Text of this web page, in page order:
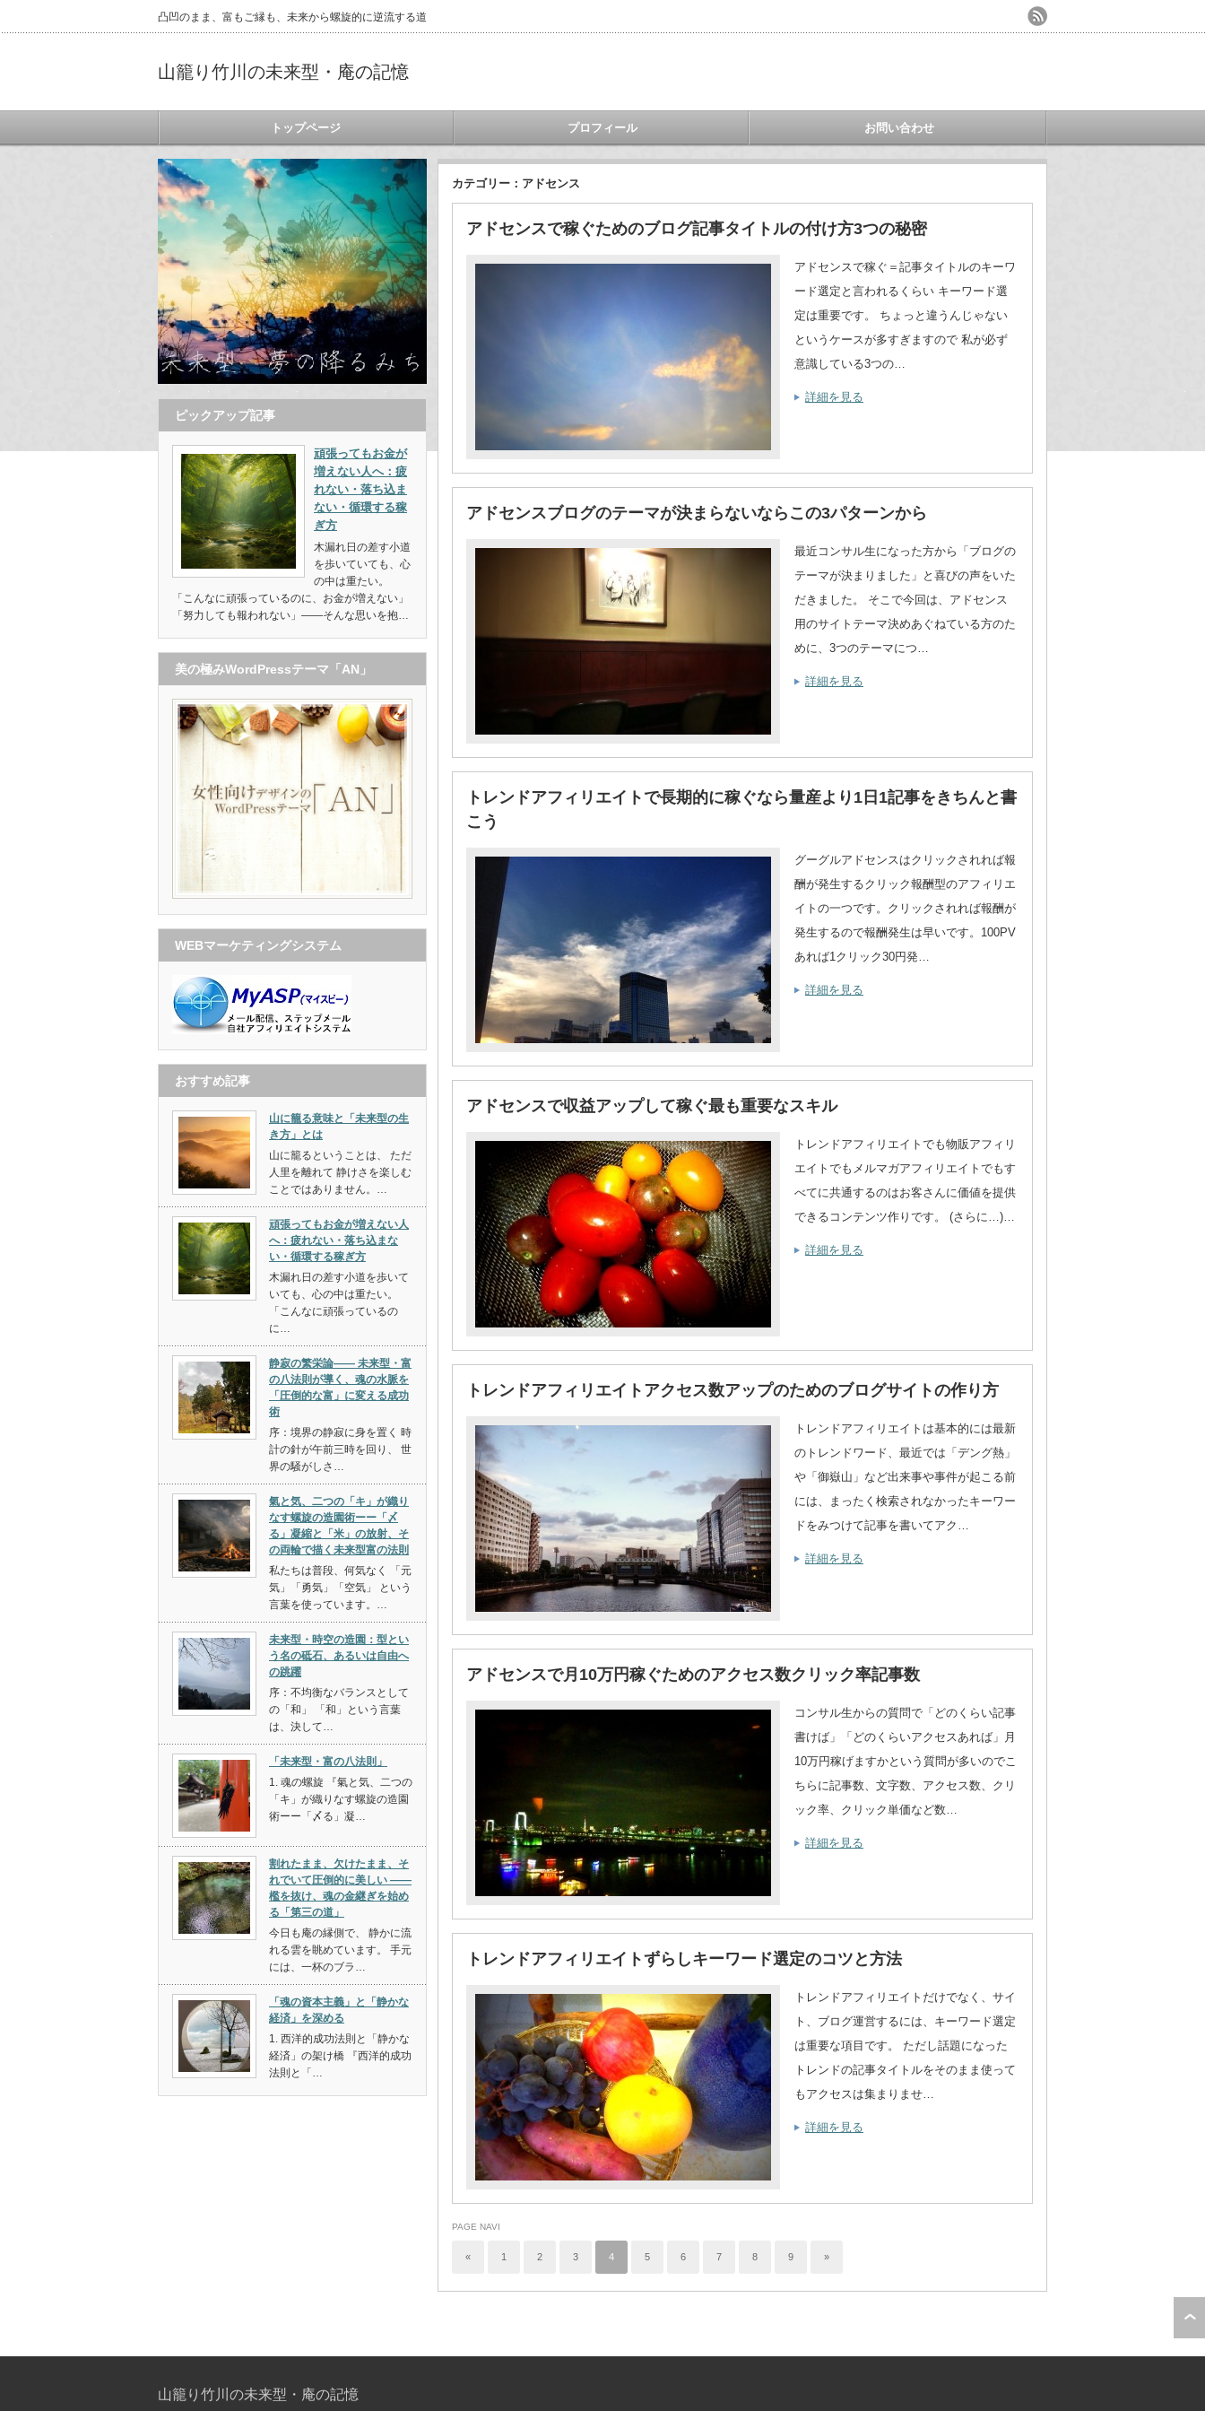
凸凹のまま、富もご縁も、未来から螺旋的に逆流する道
山籠り竹川の未来型・庵の記憶
トップページ プロフィール お問い合わせ
カテゴリー：アドセンス
アドセンスで稼ぐためのブログ記事タイトルの付け方3つの秘密
アドセンスで稼ぐ＝記事タイトルのキーワ
ード選定と言われるくらい キーワード選
定は重要です。 ちょっと違うんじゃない
というケースが多すぎますので 私が必ず
意識している3つの…
詳細を見る
アドセンスブログのテーマが決まらないならこの3パターンから
最近コンサル生になった方から「ブログの
テーマが決まりました」と喜びの声をいた
だきました。 そこで今回は、アドセンス
用のサイトテーマ決めあぐねている方のた
めに、3つのテーマにつ…
詳細を見る
トレンドアフィリエイトで長期的に稼ぐなら量産より1日1記事をきちんと書
こう
グーグルアドセンスはクリックされれば報
酬が発生するクリック報酬型のアフィリエ
イトの一つです。クリックされれば報酬が
発生するので報酬発生は早いです。100PV
あれば1クリック30円発…
詳細を見る
アドセンスで収益アップして稼ぐ最も重要なスキル
トレンドアフィリエイトでも物販アフィリ
エイトでもメルマガアフィリエイトでもす
べてに共通するのはお客さんに価値を提供
できるコンテンツ作りです。 (さらに…)…
詳細を見る
トレンドアフィリエイトアクセス数アップのためのブログサイトの作り方
トレンドアフィリエイトは基本的には最新
のトレンドワード、最近では「デング熱」
や「御嶽山」など出来事や事件が起こる前
には、まったく検索されなかったキーワー
ドをみつけて記事を書いてアク…
詳細を見る
アドセンスで月10万円稼ぐためのアクセス数クリック率記事数
コンサル生からの質問で「どのくらい記事
書けば」「どのくらいアクセスあれば」月
10万円稼げますかという質問が多いのでこ
ちらに記事数、文字数、アクセス数、クリ
ック率、クリック単価など数…
詳細を見る
トレンドアフィリエイトずらしキーワード選定のコツと方法
トレンドアフィリエイトだけでなく、サイ
ト、ブログ運営するには、キーワード選定
は重要な項目です。 ただし話題になった
トレンドの記事タイトルをそのまま使って
もアクセスは集まりませ…
詳細を見る
PAGE NAVI
« 1 2 3 4 5 6 7 8 9 »
ピックアップ記事
頑張ってもお金が
増えない人へ：疲
れない・落ち込ま
ない・循環する稼
ぎ方
木漏れ日の差す小道
を歩いていても、心
の中は重たい。
「こんなに頑張っているのに、お金が増えない」
「努力しても報われない」——そんな思いを抱…
美の極みWordPressテーマ「AN」
WEBマーケティングシステム
おすすめ記事
山に籠る意味と「未来型の生
き方」とは
山に籠るということは、 ただ
人里を離れて 静けさを楽しむ
ことではありません。…
頑張ってもお金が増えない人
へ：疲れない・落ち込まな
い・循環する稼ぎ方
木漏れ日の差す小道を歩いて
いても、心の中は重たい。
「こんなに頑張っているの
に…
静寂の繁栄論—— 未来型・富
の八法則が導く、魂の水脈を
「圧倒的な富」に変える成功
術
序：境界の静寂に身を置く 時
計の針が午前三時を回り、 世
界の騒がしさ…
氣と気、二つの「キ」が織り
なす螺旋の造園術ーー「〆
る」凝縮と「米」の放射、そ
の両輪で描く未来型富の法則
私たちは普段、何気なく 「元
気」「勇気」「空気」 という
言葉を使っています。…
未来型・時空の造園：型とい
う名の砥石、あるいは自由へ
の跳躍
序：不均衡なバランスとして
の「和」 「和」という言葉
は、決して…
「未来型・富の八法則」
1. 魂の螺旋 『氣と気、二つの
「キ」が織りなす螺旋の造園
術ーー「〆る」凝…
割れたまま、欠けたまま、そ
れでいて圧倒的に美しい ――
檻を抜け、魂の金継ぎを始め
る「第三の道」
今日も庵の縁側で、 静かに流
れる雲を眺めています。 手元
には、一杯のブラ…
「魂の資本主義」と「静かな
経済」を深める
1. 西洋的成功法則と「静かな
経済」の架け橋 『西洋的成功
法則と「…
山籠り竹川の未来型・庵の記憶